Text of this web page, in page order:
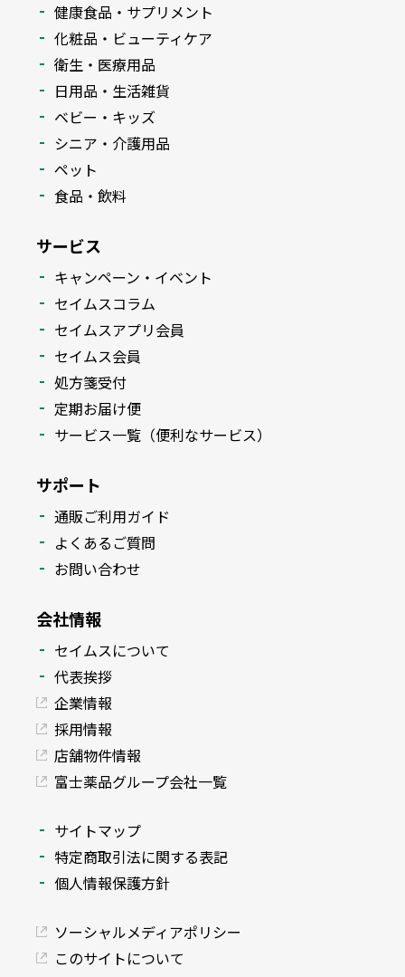
健康食品・サプリメント
化粧品・ビューティケア
衛生・医療用品
日用品・生活雑貨
ベビー・キッズ
シニア・介護用品
ペット
食品・飲料
サービス
キャンペーン・イベント
セイムスコラム
セイムスアプリ会員
セイムス会員
処方箋受付
定期お届け便
サービス一覧（便利なサービス）
サポート
通販ご利用ガイド
よくあるご質問
お問い合わせ
会社情報
セイムスについて
代表挨拶
企業情報
採用情報
店舗物件情報
富士薬品グループ会社一覧
サイトマップ
特定商取引法に関する表記
個人情報保護方針
ソーシャルメディアポリシー
このサイトについて